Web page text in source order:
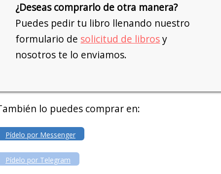
¿Deseas comprarlo de otra manera?
Puedes pedir tu libro llenando nuestro
formulario de solicitud de librosy
nosotros te lo enviamos.
lo puedes comprar en:
Pídelo por Messenger
Pídelo por Telegram